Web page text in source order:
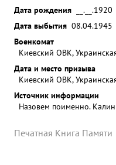
Дата рождения
__.__.1920
Дата выбытия 08.04.1945
Военкомат
Киевский ОВК,
Дата и место призыва
Киевский ОВК,
Источник информации
Назовем поименно.
Печатная Книга Памяти